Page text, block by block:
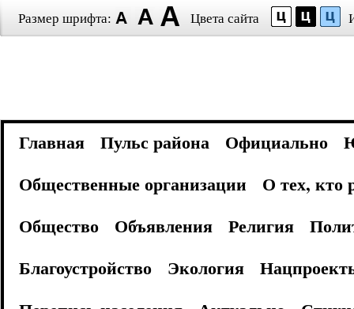
Размер шрифта: Цвета сайта
Главная Пульс района Официально
Общественные организации
О тех, кто
Общество
Объявления Религия
Благоустройство
Экология